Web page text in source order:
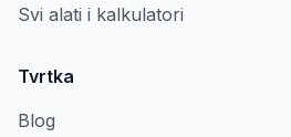
Svi alati i kalkulatori
Tvrtka
Blog